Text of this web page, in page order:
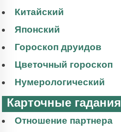
Китайский
Японский
Гороскоп друидов
Цветочный гороскоп
Нумерологический
Карточные гадания
Отношение партнера